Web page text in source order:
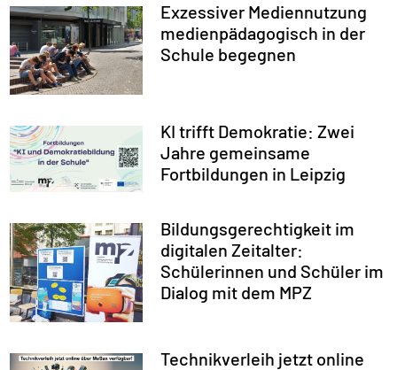
Exzessiver Mediennutzung
medienpädagogisch in der
Schule begegnen
KI trifft Demokratie: Zwei
Jahre gemeinsame
Fortbildungen in Leipzig
Bildungsgerechtigkeit im
digitalen Zeitalter:
Schülerinnen und Schüler im
Dialog mit dem MPZ
Technikverleih jetzt online